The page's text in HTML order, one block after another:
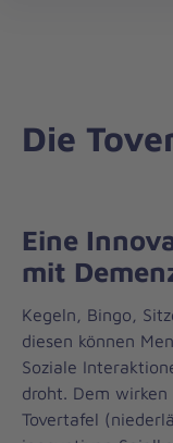
zum
Die
Eine
mit
Kegeln, Bingo,
diesen können
Soziale
droht. Dem
Tovertafel